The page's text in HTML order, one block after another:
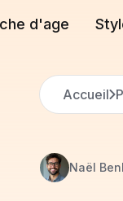
d'age
Accueil
Naël